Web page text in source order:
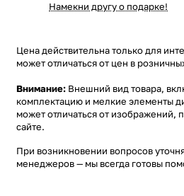
Намекни другу о подарке!
Цена действительна только для
может отличаться от цен в
Внимание: Внешний вид товара,
комплектацию и мелкие элементы
может отличаться от изображений,
сайте.
При возникновении вопросов
менеджеров— мы всегда готовы